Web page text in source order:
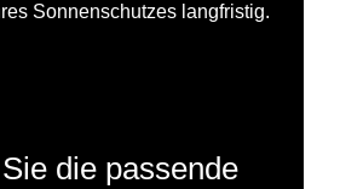
Sonnenschutzes langfristig.
die passende